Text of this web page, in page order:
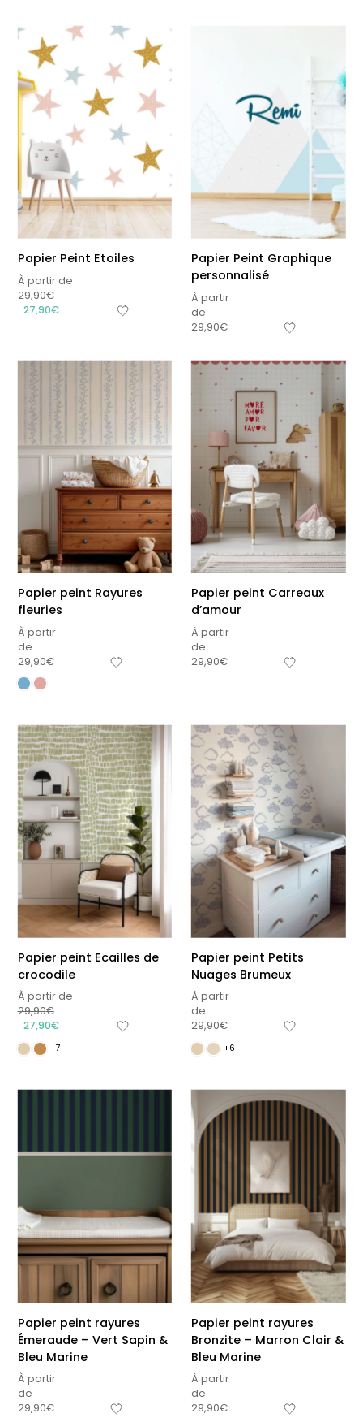
Papier Peint Etoiles
À partir de
29,90€
27,90€
Papier Peint Graphique
personnalisé
À partir
de
29,90€
Papier peint Rayures
fleuries
À partir
de
29,90€
Papier peint Carreaux
d’amour
À partir
de
29,90€
Papier peint Ecailles de
crocodile
À partir de
29,90€
27,90€
+7
Papier peint Petits
Nuages Brumeux
À partir
de
29,90€
+6
Papier peint rayures
Émeraude – Vert Sapin &
Bleu Marine
À partir
de
29,90€
Papier peint rayures
Bronzite – Marron Clair &
Bleu Marine
À partir
de
29,90€